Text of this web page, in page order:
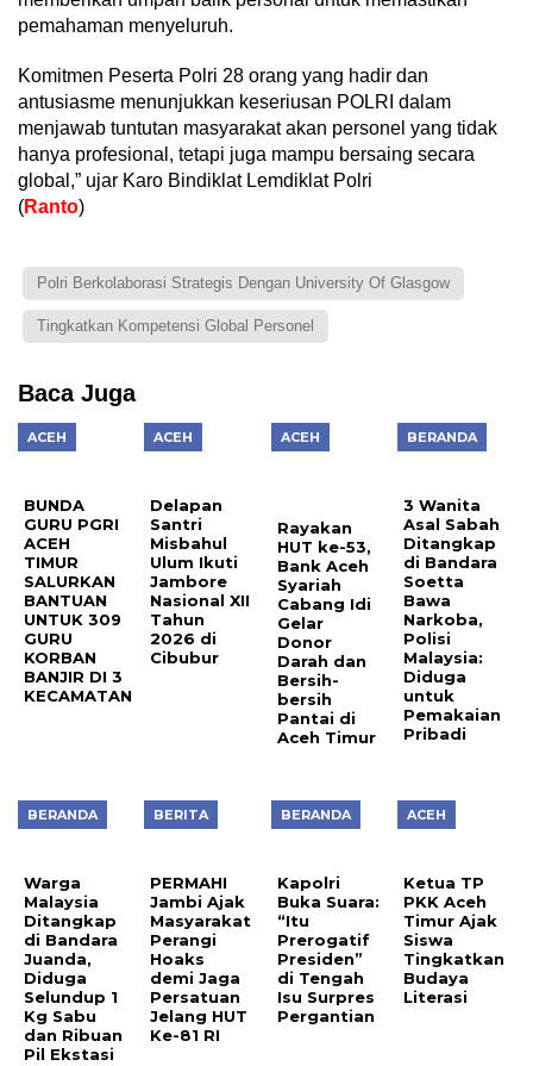
pemahaman menyeluruh.
Komitmen Peserta Polri 28 orang yang hadir dan
antusiasme menunjukkan keseriusan POLRI dalam
menjawab tuntutan masyarakat akan personel yang tidak
hanya profesional, tetapi juga mampu bersaing secara
global,” ujar Karo Bindiklat Lemdiklat Polri
(Ranto)
Polri Berkolaborasi Strategis Dengan University Of Glasgow
Tingkatkan Kompetensi Global Personel
Baca Juga
ACEH
BUNDA
GURU PGRI
ACEH
TIMUR
SALURKAN
BANTUAN
UNTUK 309
GURU
KORBAN
BANJIR DI 3
KECAMATAN
ACEH
Delapan
Santri
Misbahul
Ulum Ikuti
Jambore
Nasional XII
Tahun
2026 di
Cibubur
ACEH
Rayakan
HUT ke-53,
Bank Aceh
Syariah
Cabang Idi
Gelar
Donor
Darah dan
Bersih-
bersih
Pantai di
Aceh Timur
BERANDA
3 Wanita
Asal Sabah
Ditangkap
di Bandara
Soetta
Bawa
Narkoba,
Polisi
Malaysia:
Diduga
untuk
Pemakaian
Pribadi
BERANDA
Warga
Malaysia
Ditangkap
di Bandara
Juanda,
Diduga
Selundup 1
Kg Sabu
dan Ribuan
Pil Ekstasi
BERITA
PERMAHI
Jambi Ajak
Masyarakat
Perangi
Hoaks
demi Jaga
Persatuan
Jelang HUT
Ke-81 RI
BERANDA
Kapolri
Buka Suara:
“Itu
Prerogatif
Presiden”
di Tengah
Isu Surpres
Pergantian
ACEH
Ketua TP
PKK Aceh
Timur Ajak
Siswa
Tingkatkan
Budaya
Literasi